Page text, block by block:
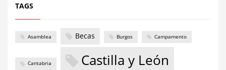
TAGS
Asamblea Becas Burgos Campamento
Cantabria Castilla y León